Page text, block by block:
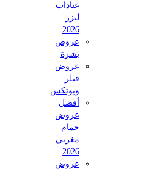
عيادات
عروض
بشرة
عروض
وبوتكس
أفضل
عروض
حمام
مغربي
عروض